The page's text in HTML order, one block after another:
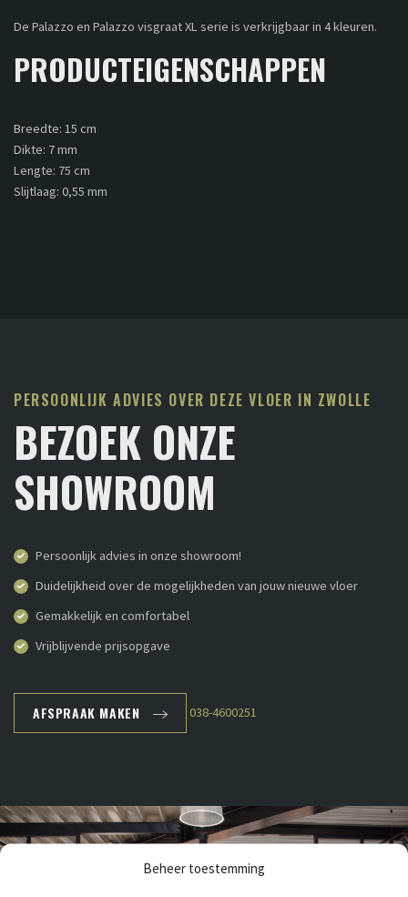
Beheer toestemming
De Palazzo en Palazzo visgraat XL serie is verkrijgbaar in 4 kleuren.
PRODUCTEIGENSCHAPPEN
Breedte: 15 cm
Dikte: 7 mm
Lengte: 75 cm
Slijtlaag: 0,55 mm
PERSOONLIJK ADVIES OVER DEZE VLOER IN ZWOLLE
BEZOEK ONZE
SHOWROOM
Persoonlijk advies in onze showroom!
Duidelijkheid over de mogelijkheden van jouw nieuwe vloer
Gemakkelijk en comfortabel
Vrijblijvende prijsopgave
AFSPRAAK MAKEN 038-4600251